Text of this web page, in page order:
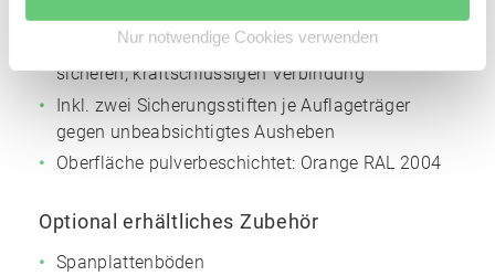
Nur notwendige Cookies verwenden
Kaltgewalztes Kastenprofil
Angeschweißte Vier-Finger-Einhängelasche zur
sicheren, kraftschlüssigen Verbindung
Inkl. zwei Sicherungsstiften je Auflageträger
gegen unbeabsichtigtes Ausheben
Oberfläche pulverbeschichtet: Orange RAL 2004
Optional erhältliches Zubehör
Spanplattenböden